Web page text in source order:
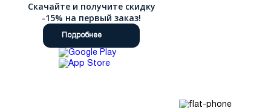
Скачайте и получите скидку
-15% на первый заказ!
Подробнее